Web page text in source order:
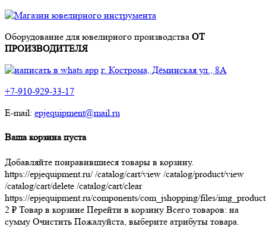
Оборудование для ювелирного производства ОТ
ПРОИЗВОДИТЕЛЯ
г. Кострома, Дёминская ул., 8А
+7-910-929-33-17
E-mail: epjequipment@mail.ru
Ваша корзина пуста
Добавляйте понравившиеся товары в корзину.
https://epjequipment.ru/ /catalog/cart/view /catalog/product/view
/catalog/cart/delete /catalog/cart/clear
https://epjequipment.ru/components/com_jshopping/files/
2 ₽ Товар в корзине Перейти в корзину Всего товаров: на
сумму Очистить Пожалуйста, выберите атрибуты товара.